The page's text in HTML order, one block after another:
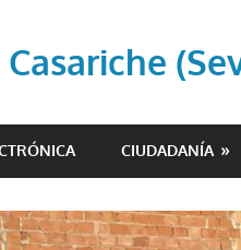
CIUDADANÍA